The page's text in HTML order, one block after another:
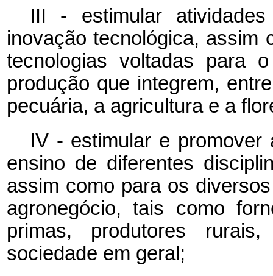
III - estimular
inovação tecnológica, assim
tecnologias voltadas para
produção que integrem,
pecuária, a agricultura e a
IV - estimular e promover
ensino de diferentes
assim como para os
agronegócio, tais como
primas, produtores
sociedade em geral;